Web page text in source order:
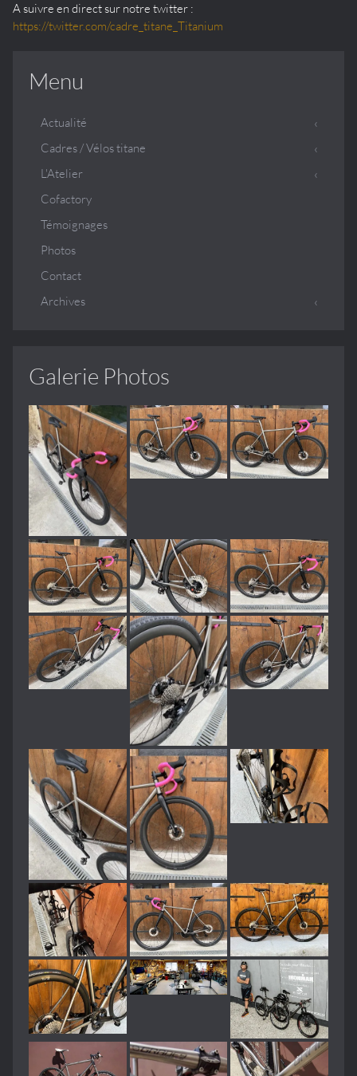
A suivre en direct sur notre twitter :
https://twitter.com/cadre_titane_Titanium
Menu
Actualité
Cadres / Vélos titane
L'Atelier
Cofactory
Témoignages
Photos
Contact
Archives
Galerie Photos